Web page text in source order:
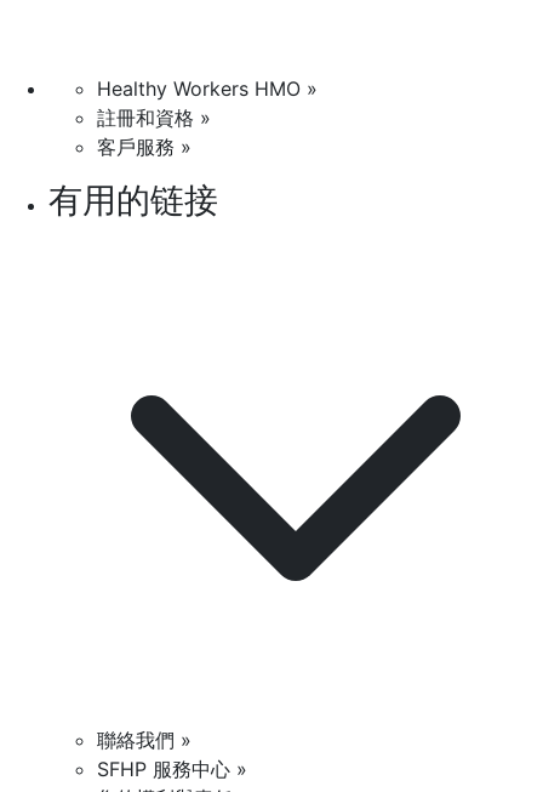
Healthy Workers HMO »
註冊和資格 »
客戶服務 »
有用的链接
聯絡我們 »
SFHP 服務中心 »